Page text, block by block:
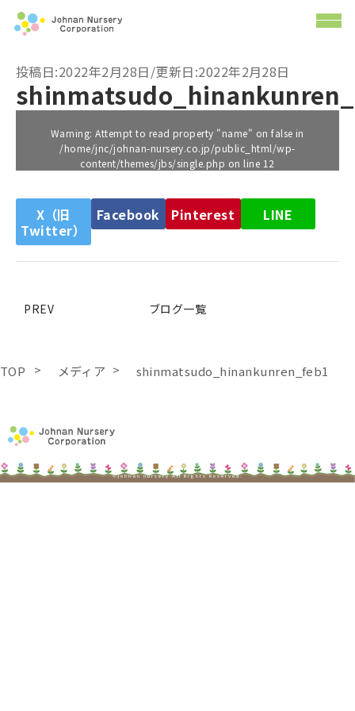
投稿日:2022年2月28日/更新日:2022年2月28日
Warning: Attempt to read property "name" on false in
/home/jnc/johnan-nursery.co.jp/public_html/wp-
content/themes/jbs/single.php on line 12
X（旧
Twitter）
Facebook Pinterest LINE
PREV ブログ一覧
TOP メディア shinmatsudo_hinankunren_feb1
©johnan nursery All Rights Reserved.